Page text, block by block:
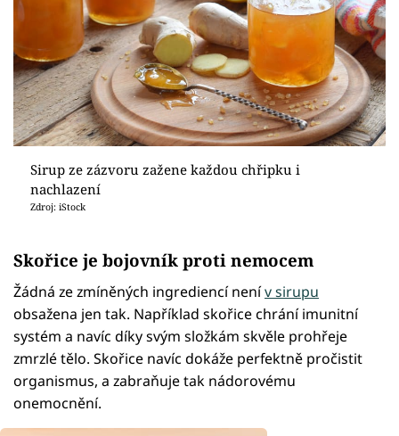
Sirup ze zázvoru zažene každou chřipku i
nachlazení
Zdroj: iStock
Skořice je bojovník proti nemocem
Žádná ze zmíněných ingrediencí nenív sirupu
obsažena jen tak. Například skořice chrání imunitní
systém a navíc díky svým složkám skvěle prohřeje
zmrzlé tělo. Skořice navíc dokáže perfektně pročistit
organismus, a zabraňuje tak nádorovému
onemocnění.